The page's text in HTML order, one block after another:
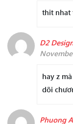
thit nhat
D2
hay z
dõi
Phuong